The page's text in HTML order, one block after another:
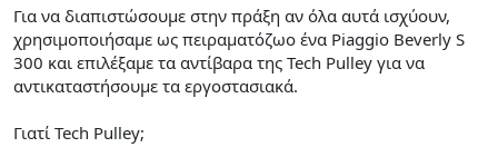
Για να διαπιστώσουμε στην πράξη αν όλα αυτά ισχύουν,
χρησιμοποιήσαμε ως πειραματόζωο ένα Piaggio Beverly S
300 και επιλέξαμε τα αντίβαρα της Tech Pulley για να
αντικαταστήσουμε τα εργοστασιακά.
Γιατί Tech Pulley;